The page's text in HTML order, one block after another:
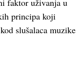
faktor uživanja u
principa koji
slušalaca muzike